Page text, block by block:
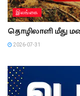
இலங்கை
தொழிலாளி மீது மண்
2026-07-31